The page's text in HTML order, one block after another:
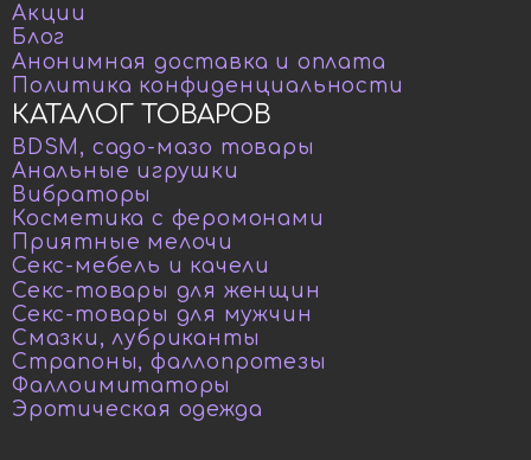
КАТАЛОГ ТОВАРОВ
BDSM, садо-мазо товары
Анальные игрушки
Вибраторы
Косметика с феромонами
Приятные мелочи
Секс-мебель и качели
Секс-товары для женщин
Секс-товары для мужчин
Смазки, лубриканты
Страпоны, фаллопротезы
Фаллоимитаторы
Эротическая одежда
Акции
Блог
Анонимная доставка и оплата
Политика конфиденциальности